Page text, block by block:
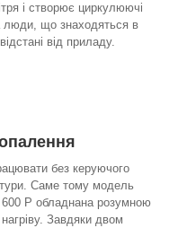
і створює циркулюючі
люди, що знаходяться в
від приладу.
без керуючого
Саме тому модель
600 P обладнана розумною
Завдяки двом